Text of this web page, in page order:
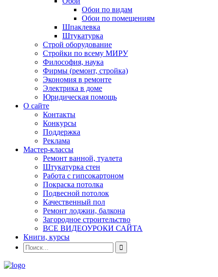
Обои по видам
Обои по помещениям
Шпаклевка
Штукатурка
Строй оборудование
Стройки по всему МИРУ
Философия, наука
Фирмы (ремонт, стройка)
Экономия в ремонте
Электрика в доме
Юридическая помощь
О сайте
Контакты
Конкурсы
Поддержка
Реклама
Мастер-классы
Ремонт ванной, туалета
Штукатурка стен
Работа с гипсокартоном
Покраска потолка
Подвесной потолок
Качественный пол
Ремонт лоджии, балкона
Загородное строительство
ВСЕ ВИДЕОУРОКИ САЙТА
Книги, курсы